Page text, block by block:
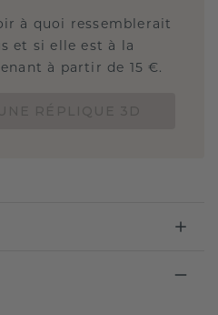
à quoi ressemblerait
et si elle est à la
à partir de 15 €.